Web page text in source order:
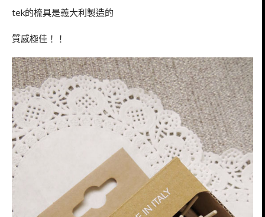
tek的梳具是義大利製造的
質感極佳！！